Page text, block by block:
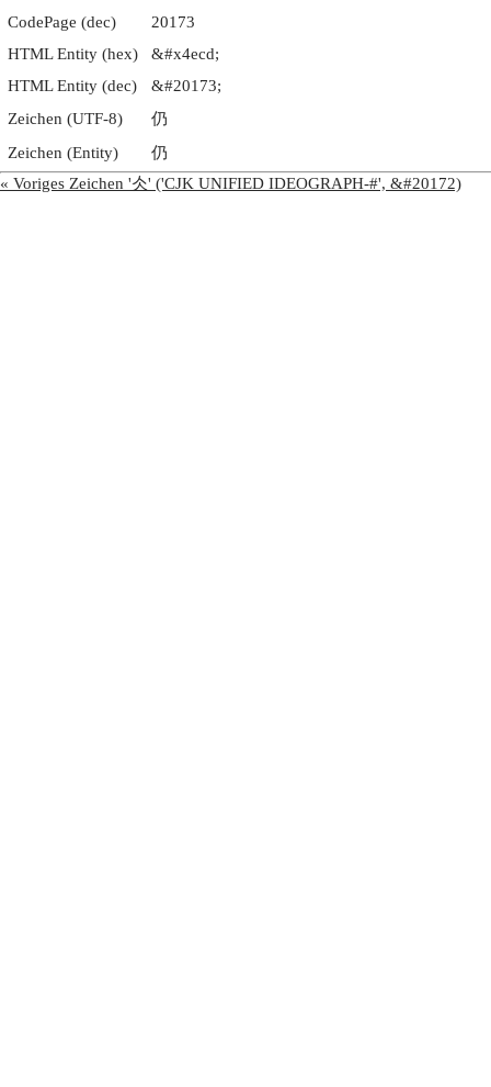
CodePage (dec)
20173
HTML Entity (hex)
&#x4ecd;
HTML Entity (dec)
&#20173;
Zeichen (UTF-8)
仍
Zeichen (Entity)
仍
« Voriges Zeichen '仌' ('CJK UNIFIED IDEOGRAPH-#', &#20172)